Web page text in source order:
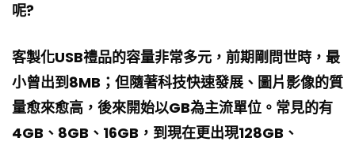
呢?
客製化USB禮品的容量非常多元，前期剛問世時，最
小曾出到8MB；但隨著科技快速發展、圖片影像的質
量愈來愈高，後來開始以GB為主流單位。常見的有
4GB、8GB、16GB，到現在更出現128GB、